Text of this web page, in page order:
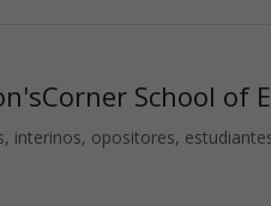
School of
interinos, opositores,